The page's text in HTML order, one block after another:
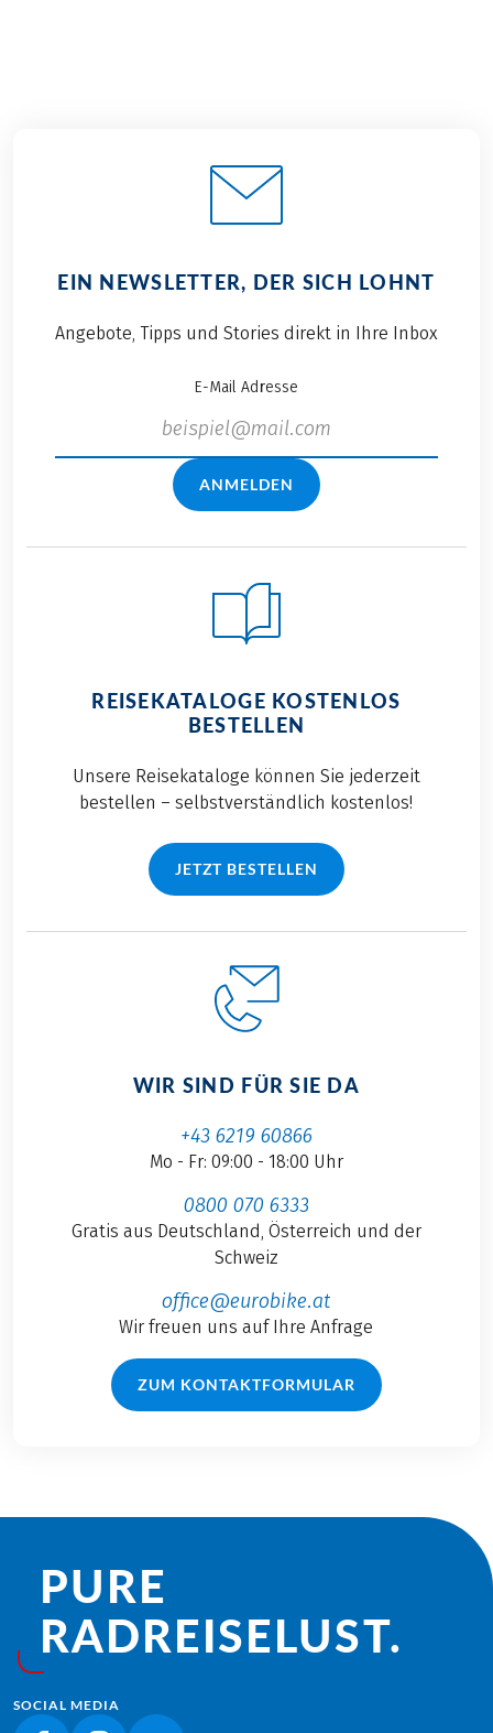
EIN NEWSLETTER, DER SICH LOHNT
Angebote, Tipps und Stories direkt in Ihre Inbox
E-Mail Adresse
ANMELDEN
REISEKATALOGE KOSTENLOS
BESTELLEN
Unsere Reisekataloge können Sie jederzeit
bestellen – selbstverständlich kostenlos!
JETZT BESTELLEN
WIR SIND FÜR SIE DA
+43 6219 60866
Mo - Fr: 09:00 - 18:00 Uhr
0800 070 6333
Gratis aus Deutschland, Österreich und der
Schweiz
office@eurobike.at
Wir freuen uns auf Ihre Anfrage
ZUM KONTAKTFORMULAR
PURE
RADREISE­LUST.
SOCIAL MEDIA